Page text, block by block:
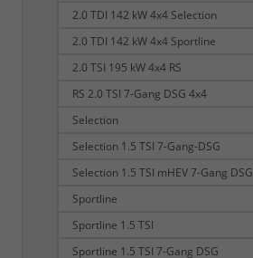
2.0 TDI 142 kW 4x4 Selection
2.0 TDI 142 kW 4x4 Sportline
2.0 TSI 195 kW 4x4 RS
RS 2.0 TSI 7-Gang DSG 4x4
Selection
Selection 1.5 TSI 7-Gang-DSG
Selection 1.5 TSI mHEV 7-Gang DSG
Sportline
Sportline 1.5 TSI
Sportline 1.5 TSI 7-Gang DSG